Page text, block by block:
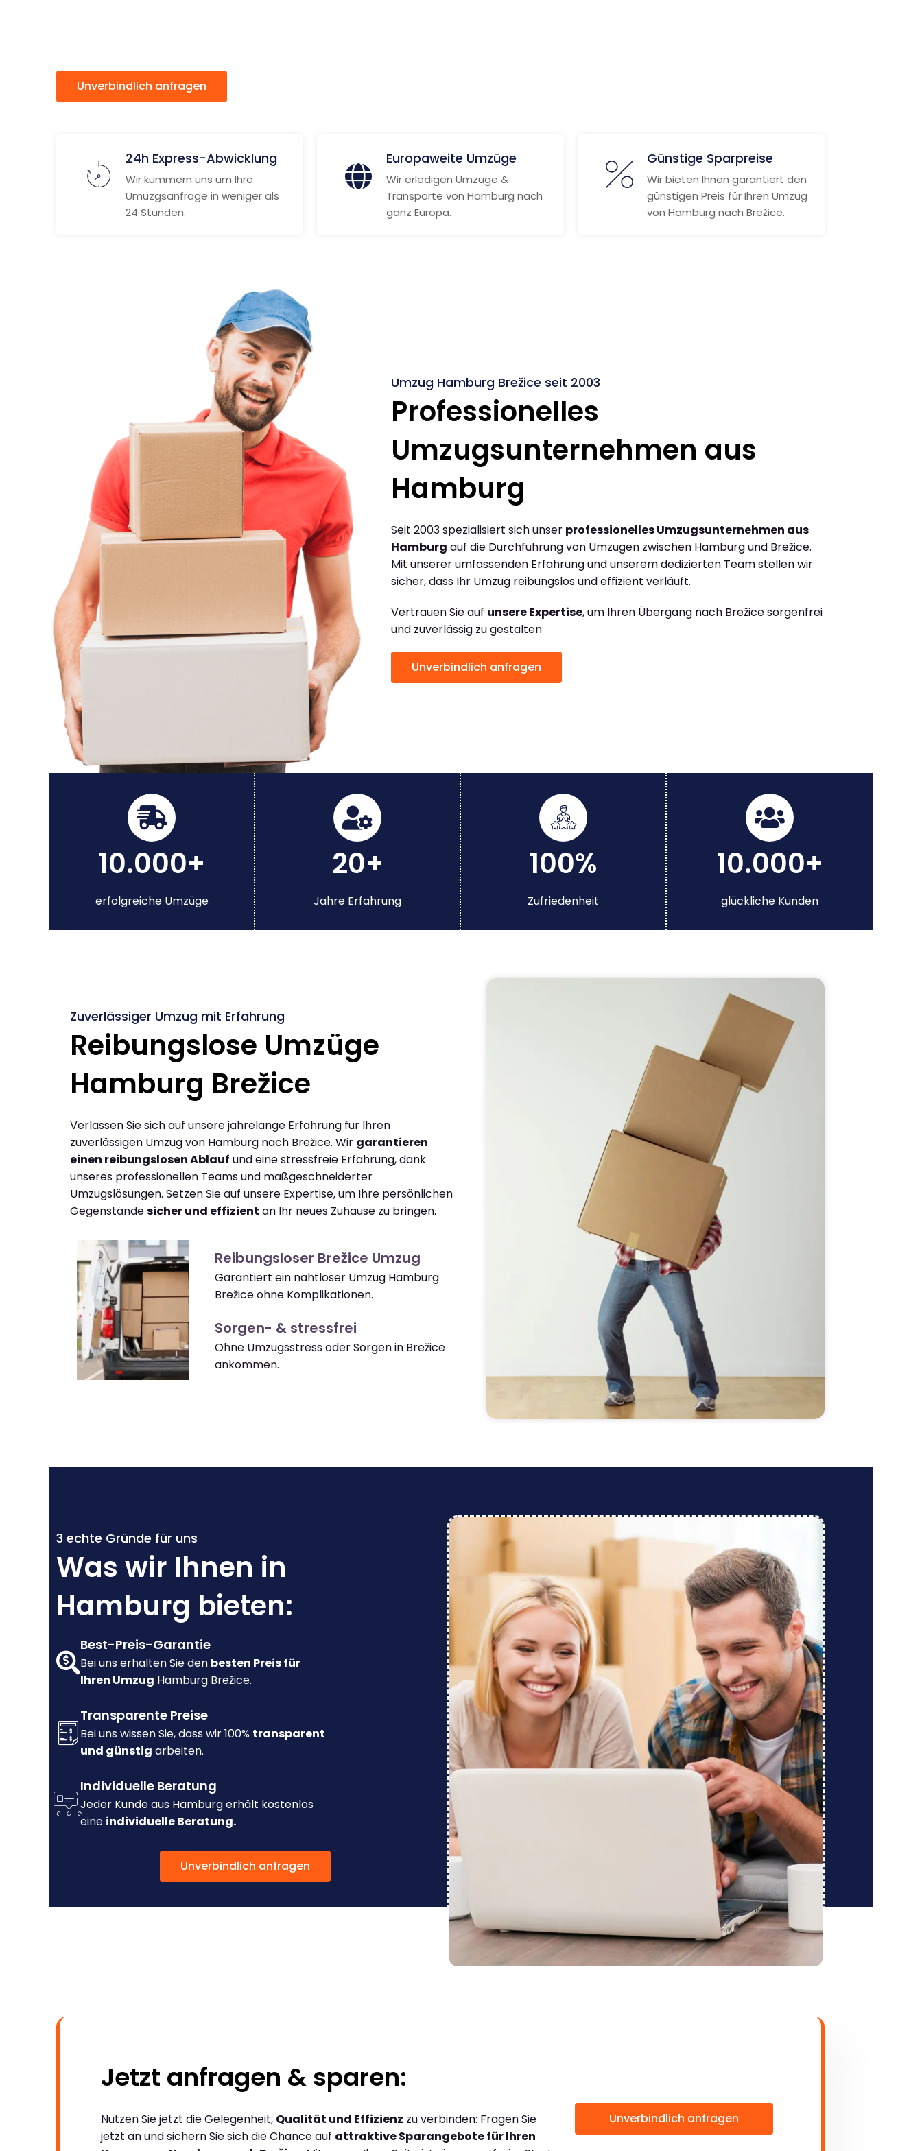
Unverbindlich anfragen
24h Express-Abwicklung
Wir kümmern uns um Ihre
Umuzgsanfrage in weniger als
24 Stunden.
Europaweite Umzüge
Wir erledigen Umzüge &
Transporte von Hamburg nach
ganz Europa.
Günstige Sparpreise
Wir bieten Ihnen garantiert den
günstigen Preis für Ihren Umzug
von Hamburg nach Brežice.
Umzug Hamburg Brežice seit 2003
Professionelles
Umzugsunternehmen aus
Hamburg
Seit 2003 spezialisiert sich unser professionelles Umzugsunternehmen aus
Hamburg auf die Durchführung von Umzügen zwischen Hamburg und Brežice.
Mit unserer umfassenden Erfahrung und unserem dedizierten Team stellen wir
sicher, dass Ihr Umzug reibungslos und effizient verläuft.
Vertrauen Sie auf unsere Expertise, um Ihren Übergang nach Brežice sorgenfrei
und zuverlässig zu gestalten
Unverbindlich anfragen
10.000+
erfolgreiche Umzüge
20+
Jahre Erfahrung
100%
Zufriedenheit
10.000+
glückliche Kunden
Zuverlässiger Umzug mit Erfahrung
Reibungslose Umzüge
Hamburg Brežice
Verlassen Sie sich auf unsere jahrelange Erfahrung für Ihren
zuverlässigen Umzug von Hamburg nach Brežice. Wir garantieren
einen reibungslosen Ablauf und eine stressfreie Erfahrung, dank
unseres professionellen Teams und maßgeschneiderter
Umzugslösungen. Setzen Sie auf unsere Expertise, um Ihre persönlichen
Gegenständesicher und effizient an Ihr neues Zuhause zu bringen.
Reibungsloser Brežice Umzug
Garantiert ein nahtloser Umzug Hamburg
Brežice ohne Komplikationen.
Sorgen- & stressfrei
Ohne Umzugsstress oder Sorgen in Brežice
ankommen.
3 echte Gründe für uns
Was wir Ihnen in
Hamburg bieten:
Best-Preis-Garantie
Bei uns erhalten Sie den besten Preis für
Ihren Umzug Hamburg Brežice.
Transparente Preise
Bei uns wissen Sie, dass wir 100% transparent
und günstig arbeiten.
Individuelle Beratung
Jeder Kunde aus Hamburg erhält kostenlos
eine individuelle Beratung.
Unverbindlich anfragen
Jetzt anfragen & sparen:
Nutzen Sie jetzt die Gelegenheit, Qualität und Effizienz zu verbinden: Fragen Sie
jetzt an und sichern Sie sich die Chance auf attraktive Sparangebote für Ihren
Unverbindlich anfragen